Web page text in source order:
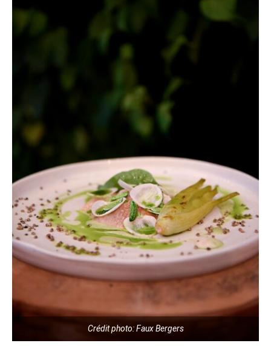
Crédit photo: Faux Bergers